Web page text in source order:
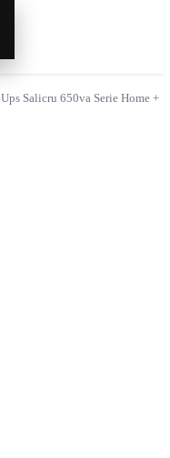
Ups Salicru 650va Serie Home +